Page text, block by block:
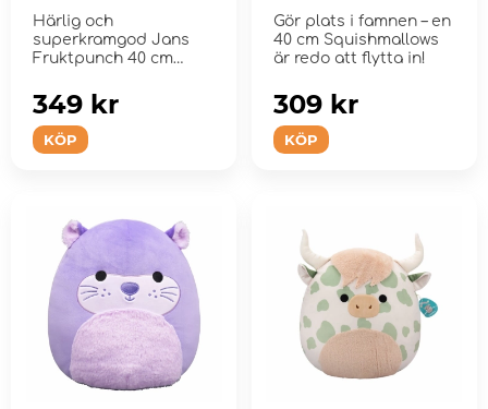
Härlig och
superkramgod Jans
Fruktpunch 40 cm
KÖP
349 kr
Gör plats i famnen – en
40 cm Squishmallows
är redo att flytta in!
KÖP
309 kr